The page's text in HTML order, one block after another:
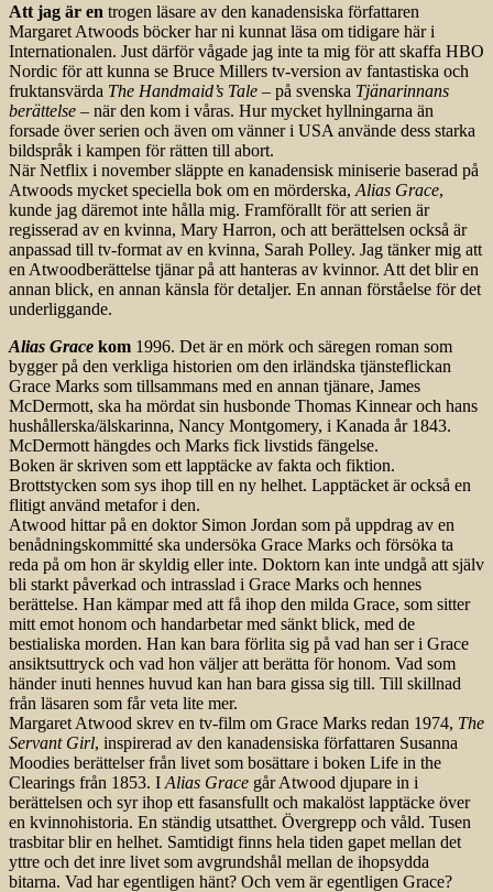
Att jag är en trogen läsare av den kanadensiska författaren
Margaret Atwoods böcker har ni kunnat läsa om tidigare här i
Internationalen. Just därför vågade jag inte ta mig för att skaffa HBO
Nordic för att kunna se Bruce Millers tv-version av fantastiska och
fruktansvärda The Handmaid’s Tale – på svenska Tjänarinnans
berättelse – när den kom i våras. Hur mycket hyllningarna än
forsade över serien och även om vänner i USA använde dess starka
bildspråk i kampen för rätten till abort.
När Netflix i november släppte en kanadensisk miniserie baserad på
Atwoods mycket speciella bok om en mörderska, Alias Grace,
kunde jag däremot inte hålla mig. Framförallt för att serien är
regisserad av en kvinna, Mary Harron, och att berättelsen också är
anpassad till tv-format av en kvinna, Sarah Polley. Jag tänker mig att
en Atwoodberättelse tjänar på att hanteras av kvinnor. Att det blir en
annan blick, en annan känsla för detaljer. En annan förståelse för det
underliggande.
Alias Grace kom 1996. Det är en mörk och säregen roman som
bygger på den verkliga historien om den irländska tjänsteflickan
Grace Marks som tillsammans med en annan tjänare, James
McDermott, ska ha mördat sin husbonde Thomas Kinnear och hans
hushållerska/älskarinna, Nancy Montgomery, i Kanada år 1843.
McDermott hängdes och Marks fick livstids fängelse.
Boken är skriven som ett lapptäcke av fakta och fiktion.
Brottstycken som sys ihop till en ny helhet. Lapptäcket är också en
flitigt använd metafor i den.
Atwood hittar på en doktor Simon Jordan som på uppdrag av en
benådningskommitté ska undersöka Grace Marks och försöka ta
reda på om hon är skyldig eller inte. Doktorn kan inte undgå att själv
bli starkt påverkad och intrasslad i Grace Marks och hennes
berättelse. Han kämpar med att få ihop den milda Grace, som sitter
mitt emot honom och handarbetar med sänkt blick, med de
bestialiska morden. Han kan bara förlita sig på vad han ser i Grace
ansiktsuttryck och vad hon väljer att berätta för honom. Vad som
händer inuti hennes huvud kan han bara gissa sig till. Till skillnad
från läsaren som får veta lite mer.
Margaret Atwood skrev en tv-film om Grace Marks redan 1974, The
Servant Girl, inspirerad av den kanadensiska författaren Susanna
Moodies berättelser från livet som bosättare i boken Life in the
Clearings från 1853. I Alias Grace går Atwood djupare in i
berättelsen och syr ihop ett fasansfullt och makalöst lapptäcke över
en kvinno­historia. En ständig utsatthet. Övergrepp och våld. Tusen
trasbitar blir en helhet. Samtidigt finns hela tiden gapet mellan det
yttre och det inre livet som avgrundshål mellan de ihopsydda
bitarna. Vad har egentligen hänt? Och vem är egentligen Grace?